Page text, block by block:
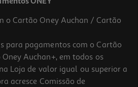
o Cartão Oney Auchan / Cartão
para pagamentos com o Cartão
Auchan+, em todos os
Loja de valor igual ou superior a
acresce Comissão de